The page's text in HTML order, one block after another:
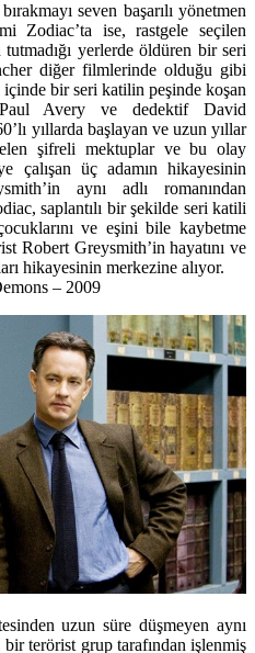
seven başarılı yönetmen
Zodiac’ta ise, rastgele seçilen
yerlerde öldüren bir seri
diğer filmlerinde olduğu gibi
bir seri katilin peşinde koşan
Avery ve dedektif David
yıllarda başlayan ve uzun yıllar
şifreli mektuplar ve bu olay
çalışan üç adamın hikayesinin
aynı adlı romanından
saplantılı bir şekilde seri katili
ve eşini bile kaybetme
Robert Greysmith’in hayatını ve
hikayesinin merkezine alıyor.
– 2009
uzun süre düşmeyen aynı
terörist grup tarafından işlenmiş